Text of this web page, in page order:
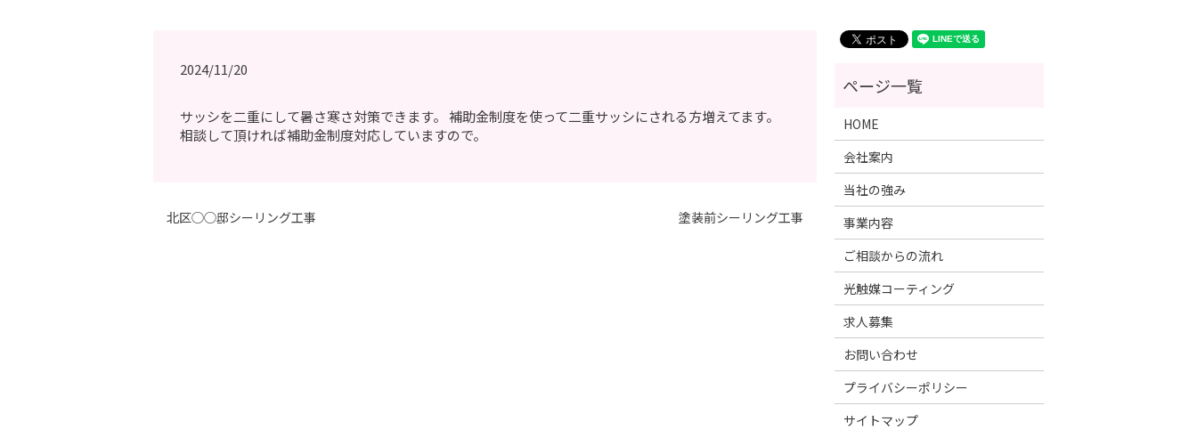
2024/11/20
サッシを二重にして暑さ寒さ対策できます。 補助金制度を使って二重サッシにされる方増えてます。
相談して頂ければ補助金制度対応していますので。
北区◯◯邸シーリング工事 塗装前シーリング工事
HOME
会社案内
当社の強み
事業内容
ご相談からの流れ
光触媒コーティング
求人募集
お問い合わせ
プライバシーポリシー
サイトマップ